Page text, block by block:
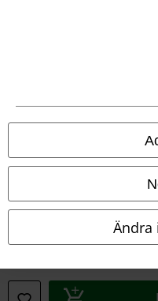
Ändra
Juridisk
Villkor